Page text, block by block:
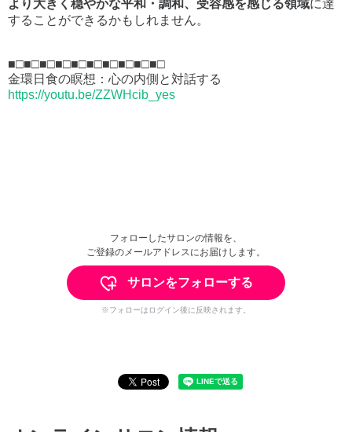
より大きく穏やかな平和・調和、受容感を感じる領域に達
することができるかもしれません。
■□■□■□■□■□■□■□■□■□■□
金環日食の瞑想：心の内側と対話する
https://youtu.be/ZZWHcib_yes
フォローしたサロンの情報を、
ご登録のメールアドレスにお届けします。
サロンをフォローする
※フォローはログイン後に反映されます。